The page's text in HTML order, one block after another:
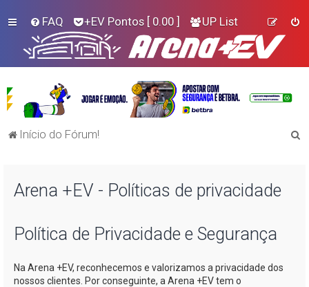
FAQ +EV Pontos [ 0.00 ] UP List
Início do Fórum!
Arena +EV - Políticas de privacidade
Política de Privacidade e Segurança
Na Arena +EV, reconhecemos e valorizamos a privacidade dos
nossos clientes. Por conseguinte, a Arena +EVtem o